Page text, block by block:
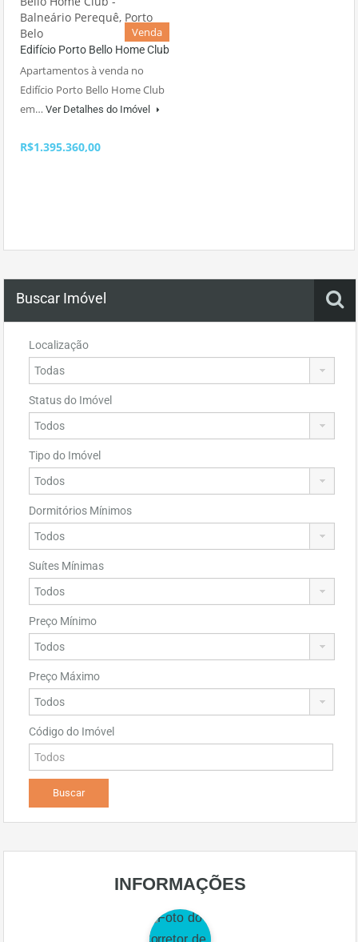
Venda
Edifício Porto Bello Home Club
Apartamentos à venda no
Edifício Porto Bello Home Club
em… Ver Detalhes do Imóvel
R$1.395.360,00
Buscar Imóvel
Localização
Status do Imóvel
Tipo do Imóvel
Dormitórios Mínimos
Suítes Mínimas
Preço Mínimo
Preço Máximo
Código do Imóvel
INFORMAÇÕES